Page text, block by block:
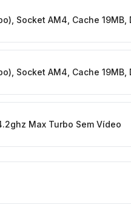
Socket AM4, Cache
Socket AM4, Cache
Max Turbo Sem Vídeo